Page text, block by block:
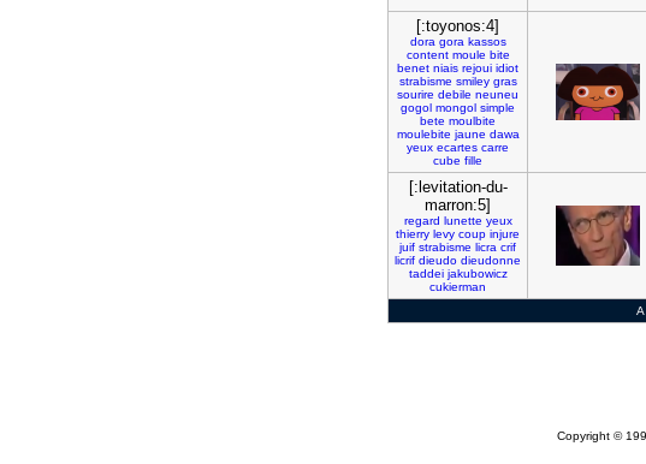
[:toyonos:4]
dora gora kassos
content moule bite
benet niais rejoui idiot
strabisme smiley gras
sourire debile neuneu
gogol mongol simple
bete moulbite
moulebite jaune dawa
yeux ecartes carre
cube fille
[:levitation-du-
marron:5]
regard lunette yeux
thierry levy coup injure
juif strabisme licra crif
licrif dieudo dieudonne
taddei jakubowicz
cukierman
A
Copyright ©